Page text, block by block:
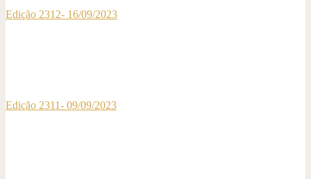
Edição 2312- 16/09/2023
Edição 2311- 09/09/2023